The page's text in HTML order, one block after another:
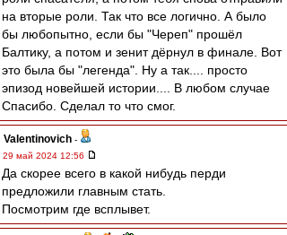
на вторые роли. Так что все логично. А было
бы любопытно, если бы "Череп" прошёл
Балтику, а потом и зенит дёрнул в финале. Вот
это была бы "легенда". Ну а так.... просто
эпизод новейшей истории.... В любом случае
Спасибо. Сделал то что смог.
Valentinovich -
29 май 2024 12:56
Да скорее всего в какой нибудь перди
предложили главным стать.
Посмотрим где всплывет.